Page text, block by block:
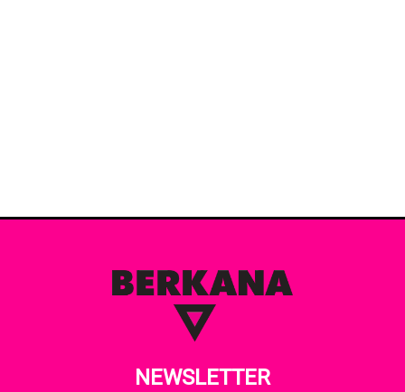
NEWSLETTER